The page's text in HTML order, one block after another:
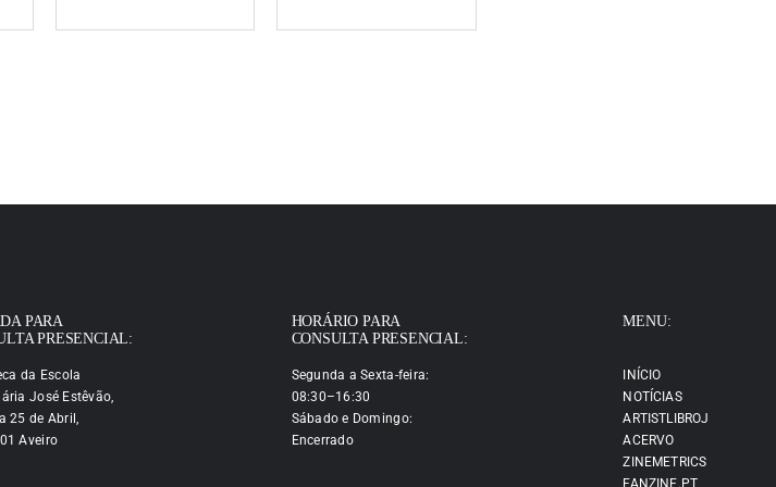
PARA
PRESENCIAL:
da Escola
José Estêvão,
25 de Abril,
Aveiro
HORÁRIO PARA
CONSULTA PRESENCIAL:
Segunda a Sexta-feira:
08:30–16:30
Sábado e Domingo:
Encerrado
MENU:
INÍCIO
NOTÍCIAS
ARTISTLIBROJ
ACERVO
ZINEMETRICS